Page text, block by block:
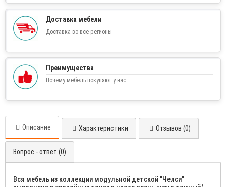
Доставка мебели
Доставка во все регионы
Преимущества
Почему мебель покупают у нас
Описание Характеристики Отзывов (0)
Вопрос - ответ (0)
Вся мебель из коллекции модульной детской "Челси"